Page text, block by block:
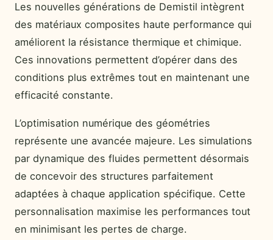
Les nouvelles générations de Demistil intègrent
des matériaux composites haute performance qui
améliorent la résistance thermique et chimique.
Ces innovations permettent d’opérer dans des
conditions plus extrêmes tout en maintenant une
efficacité constante.
L’optimisation numérique des géométries
représente une avancée majeure. Les simulations
par dynamique des fluides permettent désormais
de concevoir des structures parfaitement
adaptées à chaque application spécifique. Cette
personnalisation maximise les performances tout
en minimisant les pertes de charge.